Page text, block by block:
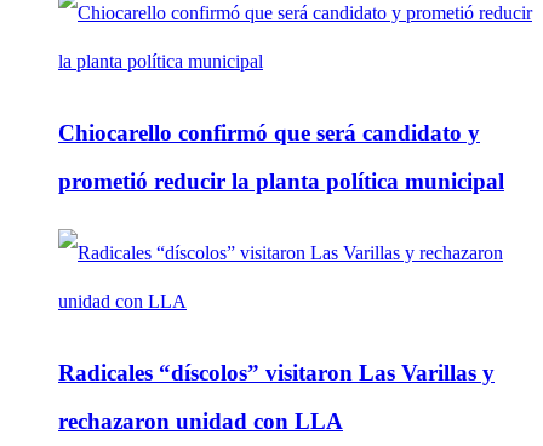
Chiocarello confirmó que será candidato y
prometió reducir la planta política municipal
Radicales “díscolos” visitaron Las Varillas y
rechazaron unidad con LLA